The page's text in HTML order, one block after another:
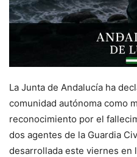
La Junta de Andalucía ha
comunidad autónoma como
reconocimiento por el
dos agentes de la Guardia
desarrollada este viernes en